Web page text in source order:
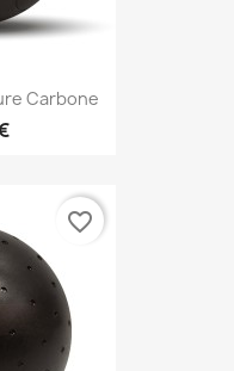
Carbone
favorite_border